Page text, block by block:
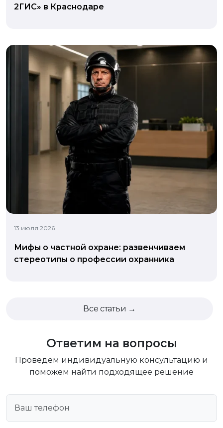
2ГИС» в Краснодаре
13 июля 2026
Мифы о частной охране: развенчиваем
стереотипы о профессии охранника
Все статьи →
Ответим на вопросы
Проведем индивидуальную консультацию и
поможем найти подходящее решение